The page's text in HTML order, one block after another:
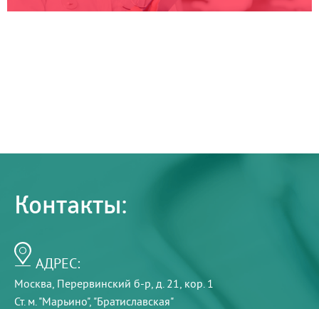
Контакты:
АДРЕС:
Москва, Перервинский б-р, д. 21, кор. 1
Ст. м. "Марьино", "Братиславская"